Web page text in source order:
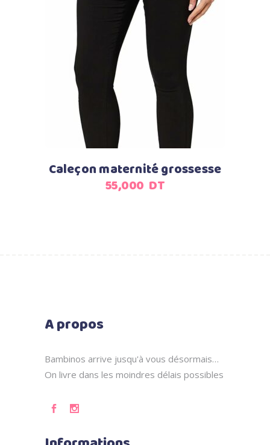
Ajouter au panier
Caleçon maternité grossesse
55,000 DT
A propos
Bambinos arrive jusqu'à vous désormais…
On livre dans les moindres délais possibles